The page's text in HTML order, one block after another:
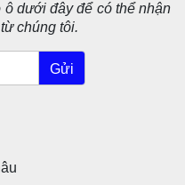
dưới đây để có thể nhận
chúng tôi.
Gửi